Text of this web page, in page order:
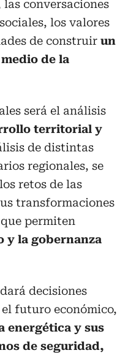
conversaciones
los valores
de construir un
de la
será el análisis
territorial y
de distintas
regionales, se
retos de las
transformaciones
permiten
y la gobernanza
decisiones
futuro económico,
energética y sus
de seguridad,